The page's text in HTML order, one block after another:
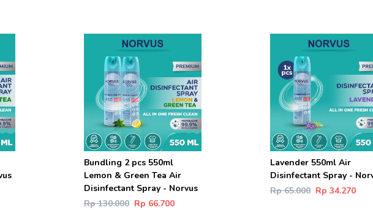
Bundling 2 pcs 550ml
Lemon & Green Tea Air
Disinfectant Spray - Norvus
Rp 130.000 Rp 66.700
Lavender 550ml Air
Disinfectant Spray -
Rp 65.000 Rp 34.270